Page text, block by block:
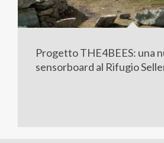
Progetto THE4BEES: una
sensorboard al Rifugio